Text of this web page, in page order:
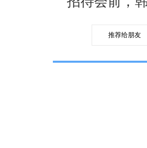
推荐给朋友